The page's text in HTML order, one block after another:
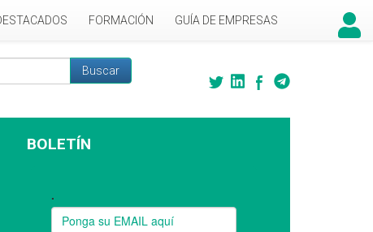
FORMACIÓN GUÍA DE EMPRESAS
Buscar
BOLETÍN